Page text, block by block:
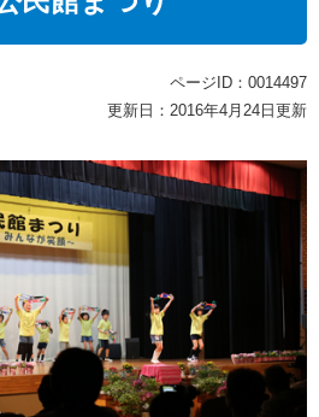
ページID：0014497
更新日：2016年4月24日更新